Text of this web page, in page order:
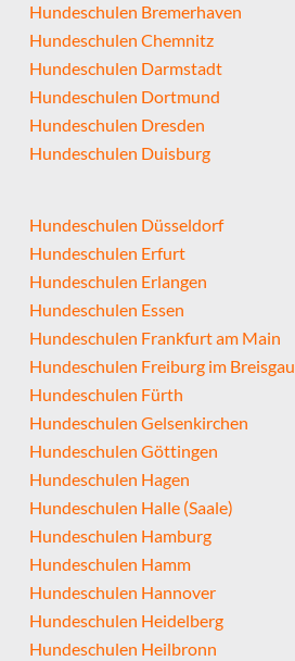
Hundeschulen Bremerhaven
Hundeschulen Chemnitz
Hundeschulen Darmstadt
Hundeschulen Dortmund
Hundeschulen Dresden
Hundeschulen Duisburg
Hundeschulen Düsseldorf
Hundeschulen Erfurt
Hundeschulen Erlangen
Hundeschulen Essen
Hundeschulen Frankfurt am Main
Hundeschulen Freiburg im Breisgau
Hundeschulen Fürth
Hundeschulen Gelsenkirchen
Hundeschulen Göttingen
Hundeschulen Hagen
Hundeschulen Halle (Saale)
Hundeschulen Hamburg
Hundeschulen Hamm
Hundeschulen Hannover
Hundeschulen Heidelberg
Hundeschulen Heilbronn